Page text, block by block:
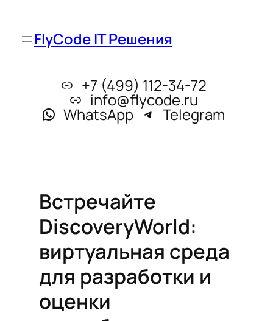
FlyCode IT Решения
+7 (499) 112-34-72
info@flycode.ru
WhatsApp Telegram
Встречайте
DiscoveryWorld:
виртуальная среда
для разработки и
оценки